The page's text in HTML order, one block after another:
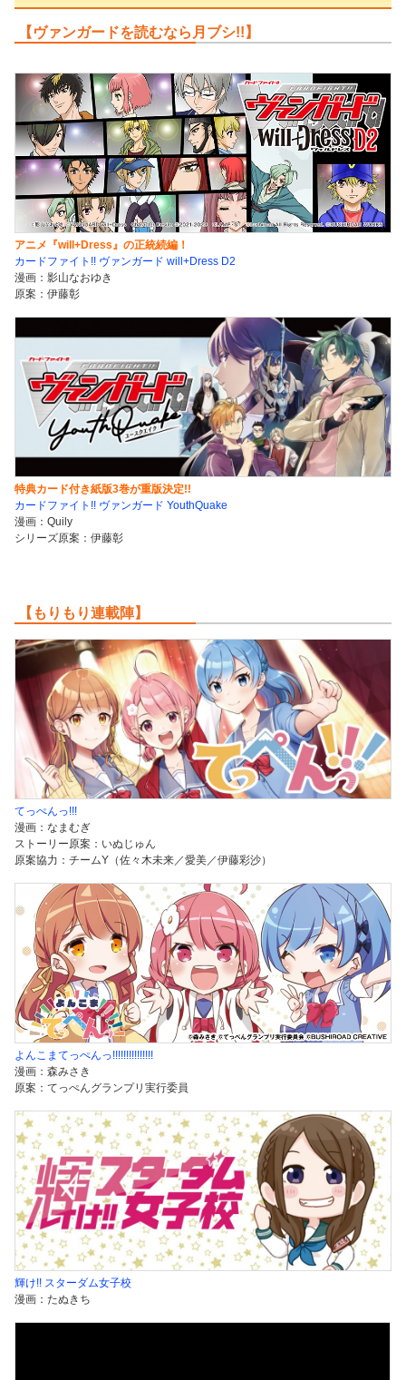
【ヴァンガードを読むなら月ブシ!!】
アニメ『will+Dress』の正統続編！
カードファイト!! ヴァンガード will+Dress D2
漫画：影山なおゆき
原案：伊藤彰
特典カード付き紙版3巻が重版決定!!
カードファイト!! ヴァンガード YouthQuake
漫画：Quily
シリーズ原案：伊藤彰
【もりもり連載陣】
てっぺんっ!!!
漫画：なまむぎ
ストーリー原案：いぬじゅん
原案協力：チームY（佐々木未来／愛美／伊藤彩沙）
よんこまてっぺんっ!!!!!!!!!!!!!!!
漫画：森みさき
原案：てっぺんグランプリ実行委員
輝け!! スターダム女子校
漫画：たぬきち